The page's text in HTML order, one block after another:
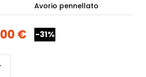
Avorio pennellato
€ -31%